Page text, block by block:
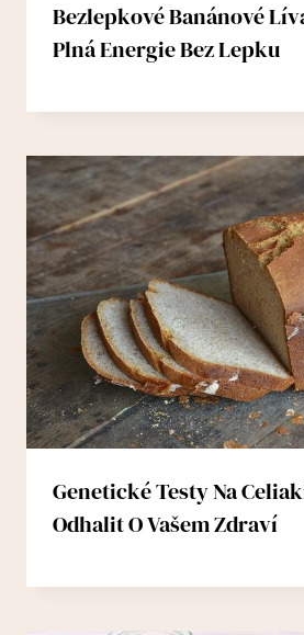
Bezlepkové Banánové
Plná Energie Bez Lepku
Genetické Testy Na
Odhalit O Vašem Zdraví